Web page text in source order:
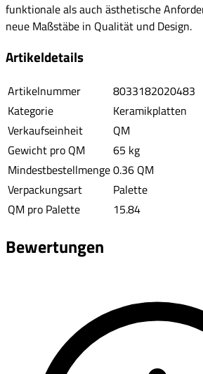
funktionale als auch ästhetische
neue Maßstäbe in Qualität und Design.
Artikeldetails
Artikelnummer
8033182020483
Kategorie
Keramikplatten
Verkaufseinheit
QM
Gewicht pro QM
65 kg
Mindestbestellmenge0.36 QM
Verpackungsart
Palette
QM pro Palette
15.84
Bewertungen